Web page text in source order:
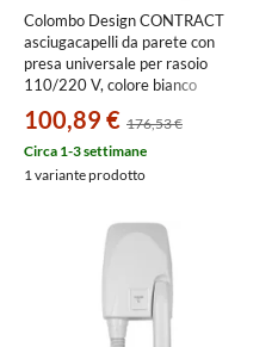
Colombo Design CONTRACT
asciugacapelli da parete con
presa universale per rasoio
110/220 V, colore bianco
100,89 € 176,53 €
Circa 1-3 settimane
1 variante prodotto